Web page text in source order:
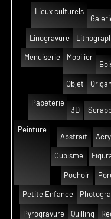
Lieux culturels
Linogravure
Menuiserie
Mobilier
Objet
Papeterie
3D
Peinture
Abstrait
Cubisme
Pochoir
Petite Enfance
Pyrogravure Quilling